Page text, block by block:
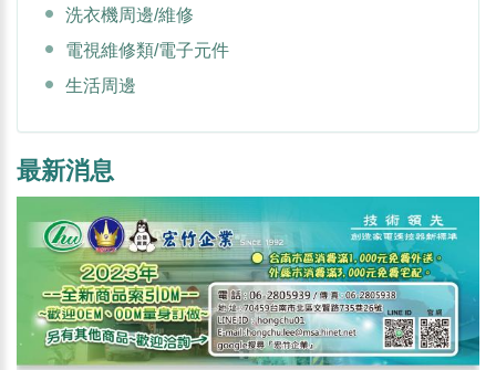
洗衣機周邊/維修
電視維修類/電子元件
生活周邊
最新消息